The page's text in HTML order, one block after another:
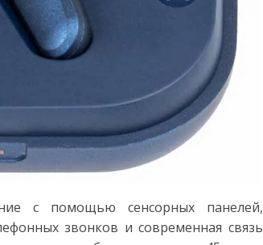
с помощью сенсорных панелей,
звонков и современная связь